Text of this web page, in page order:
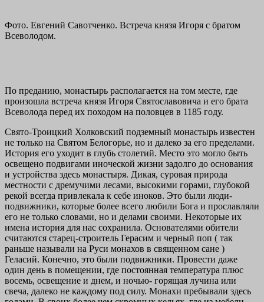
Фото. Евгений Савотченко. Встреча князя Игоря с братом
Всеволодом.
По преданию, монастырь располагается на том месте, где
произошла встреча князя Игоря Святославовича и его брата
Всеволода перед их походом на половцев в 1185 году.
Свято-Троицкий Холковский подземный монастырь известен
не только на Святом Белогорье, но и далеко за его пределами.
История его уходит в глубь столетий. Место это могло быть
освещено подвигами иноческой жизни задолго до основания
и устройства здесь монастыря. Дикая, суровая природа
местности с дремучими лесами, высокими горами, глубокой
рекой всегда привлекала к себе иноков. Это были люди-
подвижники, которые более всего любили Бога и прославляли
его не только словами, но и делами своими. Некоторые их
имена история для нас сохранила. Основателями обители
считаются старец-строитель Герасим и черный поп ( так
раньше называли на Руси монахов в священном сане )
Геласий. Конечно, это были подвижники. Провести даже
один день в помещении, где постоянная температура плюс
восемь, освещение и днем, и ночью- горящая лучина или
свеча, далеко не каждому под силу. Монахи пребывали здесь